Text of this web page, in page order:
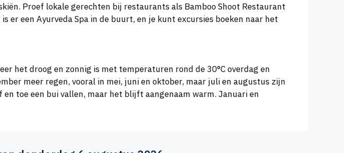
Proef lokale gerechten bij restaurants als Bamboo Shoot Restaurant
er een Ayurveda Spa in de buurt, en je kunt excursies boeken naar het
het droog en zonnig is met temperaturen rond de 30°C overdag en
meer regen, vooral in mei, juni en oktober, maar juli en augustus zijn
toe een bui vallen, maar het blijft aangenaam warm. Januari en